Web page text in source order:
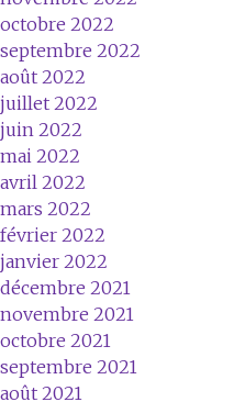
octobre 2022
septembre 2022
août 2022
juillet 2022
juin 2022
mai 2022
avril 2022
mars 2022
février 2022
janvier 2022
décembre 2021
novembre 2021
octobre 2021
septembre 2021
août 2021